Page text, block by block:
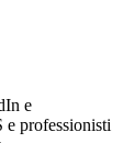
e
professionisti